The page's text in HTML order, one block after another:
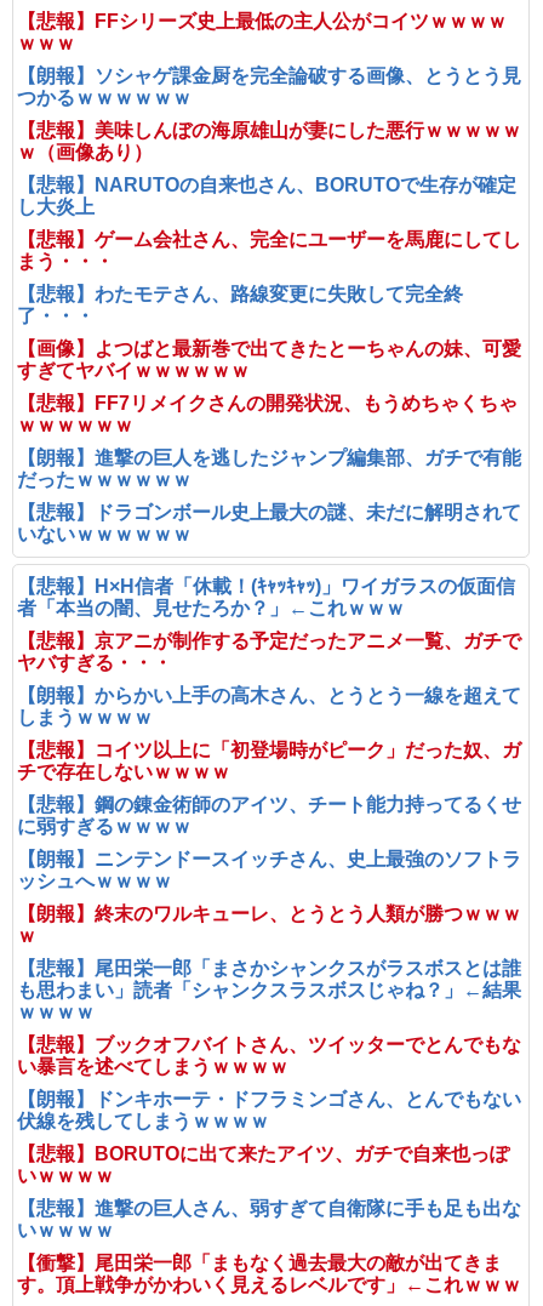
【悲報】FFシリーズ史上最低の主人公がコイツｗｗｗｗ
ｗｗｗ
【朗報】ソシャゲ課金厨を完全論破する画像、とうとう見
つかるｗｗｗｗｗｗ
【悲報】美味しんぼの海原雄山が妻にした悪行ｗｗｗｗｗ
ｗ（画像あり）
【悲報】NARUTOの自来也さん、BORUTOで生存が確定
し大炎上
【悲報】ゲーム会社さん、完全にユーザーを馬鹿にしてし
まう・・・
【悲報】わたモテさん、路線変更に失敗して完全終
了・・・
【画像】よつばと最新巻で出てきたとーちゃんの妹、可愛
すぎてヤバイｗｗｗｗｗｗ
【悲報】FF7リメイクさんの開発状況、もうめちゃくちゃ
ｗｗｗｗｗｗ
【朗報】進撃の巨人を逃したジャンプ編集部、ガチで有能
だったｗｗｗｗｗｗ
【悲報】ドラゴンボール史上最大の謎、未だに解明されて
いないｗｗｗｗｗｗ
【悲報】H×H信者「休載！(ｷｬｯｷｬｯ)」ワイガラスの仮面信
者「本当の闇、見せたろか？」←これｗｗｗ
【悲報】京アニが制作する予定だったアニメ一覧、ガチで
ヤバすぎる・・・
【朗報】からかい上手の高木さん、とうとう一線を超えて
しまうｗｗｗｗ
【悲報】コイツ以上に「初登場時がピーク」だった奴、ガ
チで存在しないｗｗｗｗ
【悲報】鋼の錬金術師のアイツ、チート能力持ってるくせ
に弱すぎるｗｗｗｗ
【朗報】ニンテンドースイッチさん、史上最強のソフトラ
ッシュへｗｗｗｗ
【朗報】終末のワルキューレ、とうとう人類が勝つｗｗｗ
ｗ
【悲報】尾田栄一郎「まさかシャンクスがラスボスとは誰
も思わまい」読者「シャンクスラスボスじゃね？」←結果
ｗｗｗｗ
【悲報】ブックオフバイトさん、ツイッターでとんでもな
い暴言を述べてしまうｗｗｗｗ
【朗報】ドンキホーテ・ドフラミンゴさん、とんでもない
伏線を残してしまうｗｗｗｗ
【悲報】BORUTOに出て来たアイツ、ガチで自来也っぽ
いｗｗｗｗ
【悲報】進撃の巨人さん、弱すぎて自衛隊に手も足も出な
いｗｗｗｗ
【衝撃】尾田栄一郎「まもなく過去最大の敵が出てきま
す。頂上戦争がかわいく見えるレベルです」←これｗｗｗ